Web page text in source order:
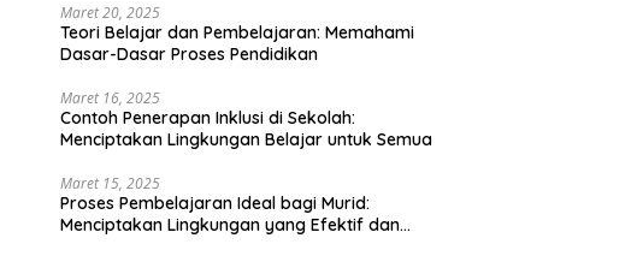
Maret 20, 2025
Teori Belajar dan Pembelajaran: Memahami
Dasar-Dasar Proses Pendidikan
Maret 16, 2025
Contoh Penerapan Inklusi di Sekolah:
Menciptakan Lingkungan Belajar untuk Semua
Maret 15, 2025
Proses Pembelajaran Ideal bagi Murid:
Menciptakan Lingkungan yang Efektif dan